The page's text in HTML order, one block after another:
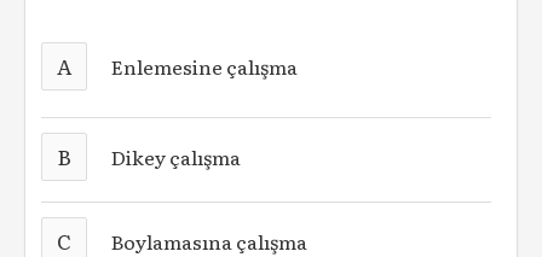
A Enlemesine çalışma
B Dikey çalışma
C Boylamasına çalışma